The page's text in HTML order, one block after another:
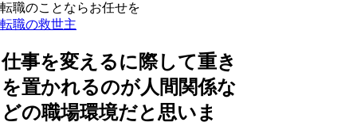
転職のことならお任せを
転職の救世主
仕事を変えるに際して重き
を置かれるのが人間関係な
どの職場環境だと思いま